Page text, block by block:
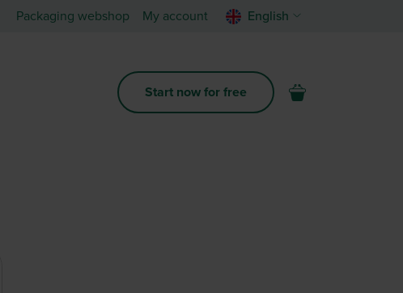
Packaging webshop My account English
Start now for free